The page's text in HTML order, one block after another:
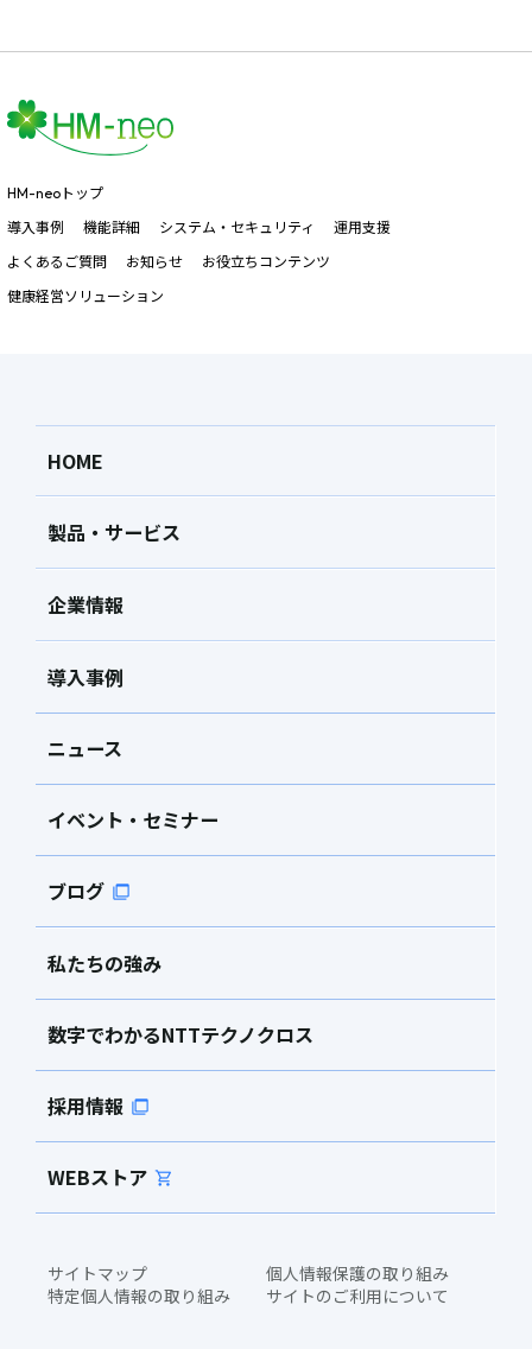
HM-neoトップ
導入事例
機能詳細 システム・セキュリティ
運用支援
よくあるご質問
お知らせ
お役立ちコンテンツ
健康経営ソリューション
HOME
製品・サービス
企業情報
導入事例
ニュース
イベント・セミナー
ブログ
私たちの強み
数字でわかるNTTテクノクロス
採用情報
WEBストア
サイトマップ
個人情報保護の取り組み
特定個人情報の取り組み
サイトのご利用について